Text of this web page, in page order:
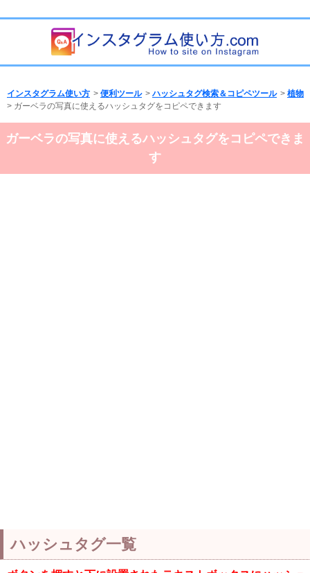
インスタグラム使い方 > 便利ツール >ハッシュタグ検索＆コピペツール > 植物
> ガーベラの写真に使えるハッシュタグをコピペできます
ガーベラの写真に使えるハッシュタグをコピペできま
す
ハッシュタグ一覧